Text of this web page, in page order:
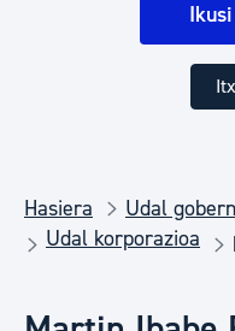
Hasiera
Udal
Udal korporazioa